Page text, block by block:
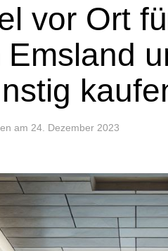
vor Ort
Ems­land
am 24. Dezember 2023